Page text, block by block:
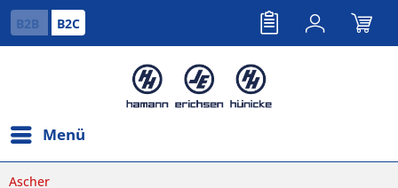
B2B B2C
Menü
Ascher